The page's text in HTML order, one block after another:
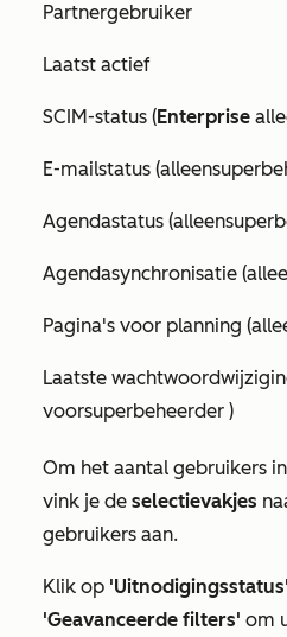
Partnergebruiker
Laatst actief
SCIM-status (Enterprise
E-mailstatus (alleen
Agendastatus (alleen
Agendasynchronisatie
Pagina's voor planning
Laatste
voorsuperbeheerder )
Om het aantal gebruikers
vink je de selectievakjes
gebruikers aan.
Klik op 'Uitnodigingsstatus'
'Geavanceerde filters' om